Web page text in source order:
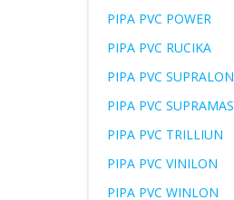
PIPA PVC POWER
PIPA PVC RUCIKA
PIPA PVC SUPRALON
PIPA PVC SUPRAMAS
PIPA PVC TRILLIUN
PIPA PVC VINILON
PIPA PVC WINLON